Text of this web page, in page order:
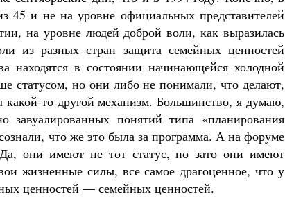
45 и не на уровне официальных представителей
на уровне людей доброй воли, как выразилась
из разных стран защита семейных ценностей
находятся в состоянии начинающейся холодной
статусом, но они либо не понимали, что делают,
то другой механизм. Большинство, я думаю,
завуалированных понятий типа «планирования
что же это была за программа. А на форуме
они имеют не тот статус, но зато они имеют
жизненные силы, все самое драгоценное, что у
ценностей — семейных ценностей.